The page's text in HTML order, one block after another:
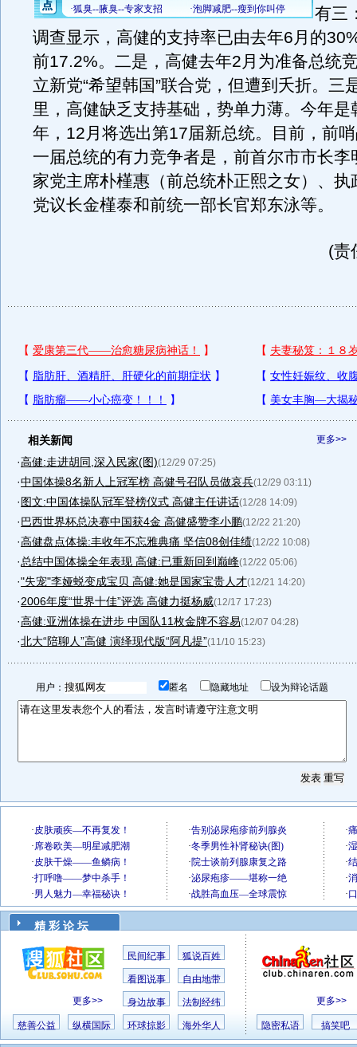
有三
调查显示，高健的支持率已由去年6月的
前17.2%。二是，高健去年2月为准备总统
立新党“希望韩国”联合党，但遭到夭折。三
里，高健缺乏支持基础，势单力薄。今年是
年，12月将选出第17届新总统。目前，前
一届总统的有力竞争者是，前首尔市市长李
家党主席朴槿惠（前总统朴正熙之女）、执
党议长金槿泰和前统一部长官郑东泳等。
(责
更多>>
相关新闻
·高健:走进胡同,深入民家(图)(12/29 07:25)
·中国体操8名新人上冠军榜 高健号召队员做哀兵(12/29 03:11)
·图文:中国体操队冠军登榜仪式 高健主任讲话(12/28 14:09)
·巴西世界杯总决赛中国获4金 高健盛赞李小鹏(12/22 21:20)
·高健盘点体操:丰收年不忘雅典痛 坚信08创佳绩(12/22 10:08)
·总结中国体操全年表现 高健:已重新回到巅峰(12/22 05:06)
·"失宠"李娅蜕变成宝贝 高健:她是国家宝贵人才(12/21 14:20)
·2006年度“世界十佳”评选 高健力挺杨威(12/17 17:23)
·高健:亚洲体操在进步 中国队11枚金牌不容易(12/07 04:28)
·北大“陪聊人”高健 演绎现代版“阿凡提”(11/10 15:23)
用户： 匿名 隐藏地址 设为辩论话题
精 彩 论 坛
更多>>
民间纪事 狐说百姓
看图说事 自由地带
身边故事 法制经纬
慈善公益 纵横国际 环球掠影 海外华人
更多>>
隐密私语 搞笑吧